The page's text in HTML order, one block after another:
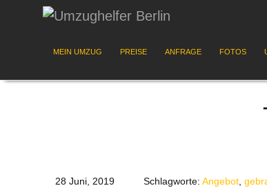
MEIN UMZUG PREISE ANFRAGE FOTOS
28 Juni, 2019 Schlagworte: Angebot